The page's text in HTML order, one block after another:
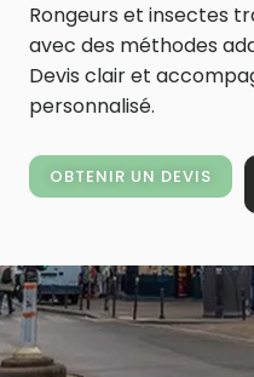
Rongeurs et insectes
avec des méthodes
Devis clair et
personnalisé.
OBTENIR UN DEVIS